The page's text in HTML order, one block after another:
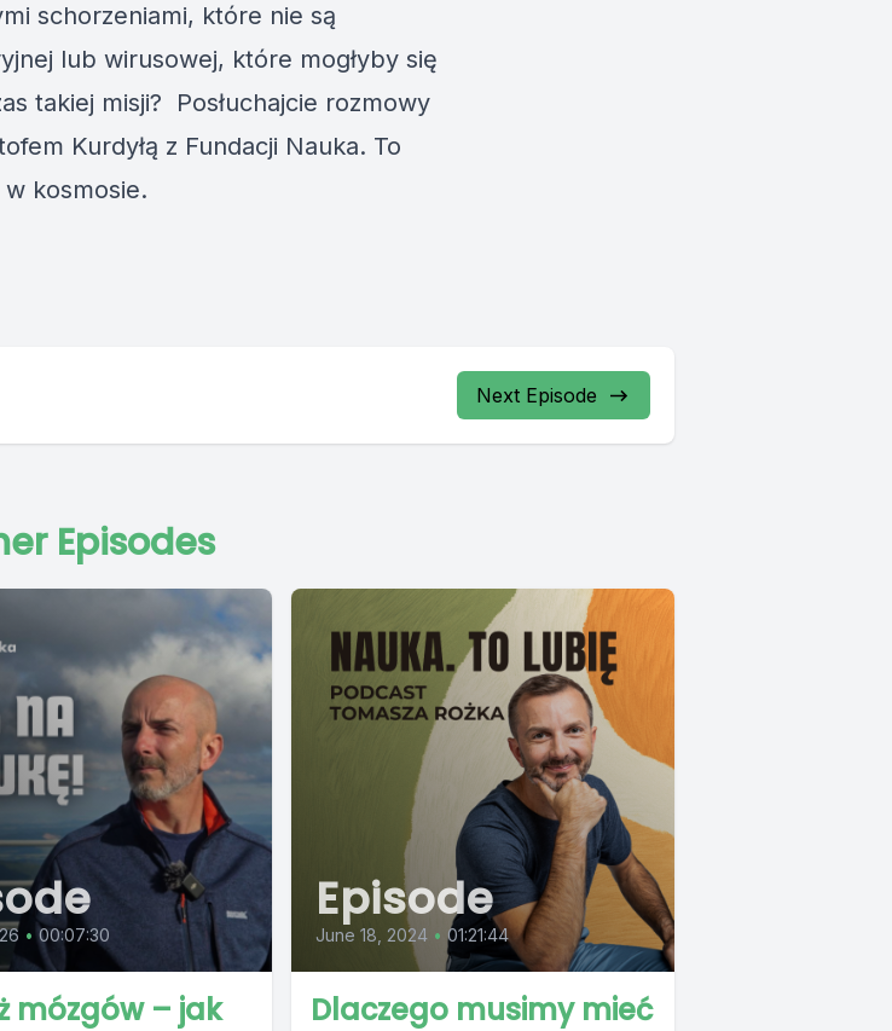
schorzeniami, które nie są
lub wirusowej, które mogłyby się
takiej misji? Posłuchajcie rozmowy
Kurdyłą z Fundacji Nauka. To
kosmosie.
Next Episode
Episodes
• 00:07:30
mózgów – jak
Episode
June 18, 2024 • 01:21:44
Dlaczego musimy mieć